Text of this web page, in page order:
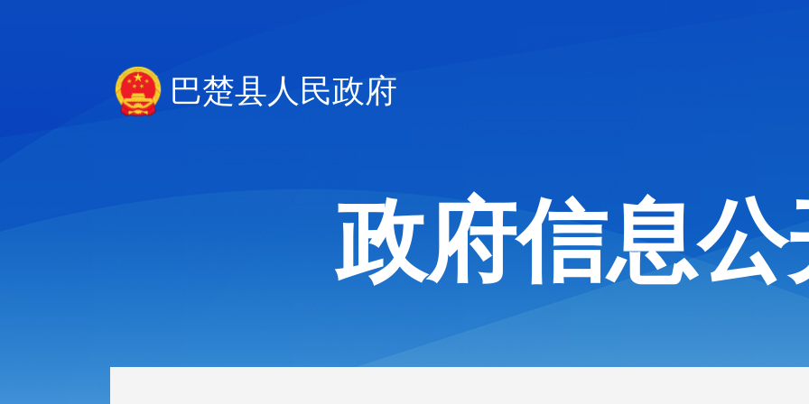
巴楚县人民政府
政府信息公